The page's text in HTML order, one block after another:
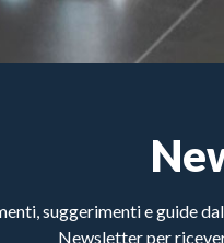
suggerimenti e guide
Newsletter per